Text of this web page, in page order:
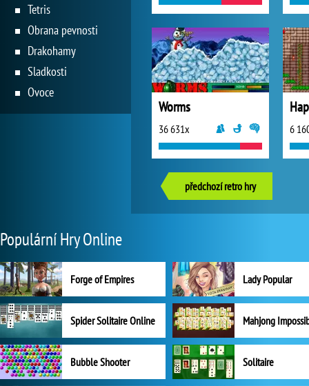
Worms
36 631x 6
předchozí retro hry
Tetris
Obrana pevnosti
Drakohamy
Sladkosti
Ovoce
Populární Hry Online
Forge of Empires Lady Popular
Spider Solitaire Online Mahjong
Bubble Shooter Solitaire